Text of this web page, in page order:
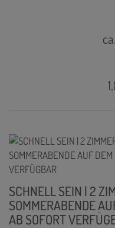
SCHNELL SEIN | 2
SOMMERABENDE
AB SOFORT